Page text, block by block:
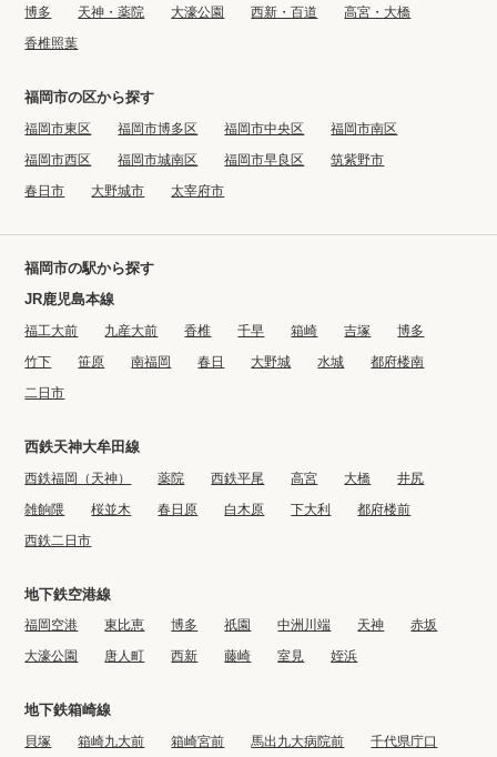
博多 天神・薬院 大濠公園 西新・百道
高宮・大橋
香椎照葉
福岡市の区から探す
福岡市東区 福岡市博多区 福岡市中央区
福岡市南区
福岡市西区
福岡市城南区 福岡市早良区
筑紫野市
春日市
大野城市 太宰府市
福岡市の駅から探す
JR鹿児島本線
福工大前 九産大前 香椎 千早 箱崎 吉塚
博多
竹下
笹原 南福岡 春日 大野城 水城
都府楼南
二日市
西鉄天神大牟田線
西鉄福岡（天神） 薬院 西鉄平尾 高宮 大橋
井尻
雑餉隈
桜並木 春日原 白木原 下大利
都府楼前
西鉄二日市
地下鉄空港線
福岡空港 東比恵 博多 祇園 中洲川端 天神
赤坂
大濠公園
唐人町 西新 藤崎 室見 姪浜
地下鉄箱崎線
貝塚 箱崎九大前 箱崎宮前 馬出九大病院前 千代県庁口